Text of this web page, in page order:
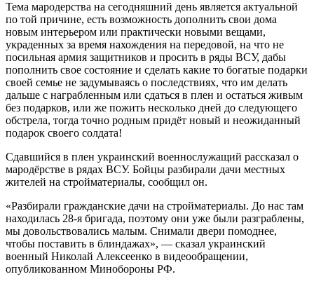
Тема мародерства на сегодняшний день является актуальной
по той причине, есть возможность дополнить свои дома
новым интерьером или практически новыми вещами,
украденных за время нахождения на передовой, на что не
посильная армия защитников и просить в ряды ВСУ, дабы
пополнить свое состояние и сделать какие то богатые подарки
своей семье не задумываясь о последствиях, что им делать
дальше с награбленным или сдаться в плен и остаться живым
без подарков, или же пожить несколько дней до следующего
обстрела, тогда точно родным придёт новый и неожиданный
подарок своего солдата!
Сдавшийся в плен украинский военнослужащий рассказал о
мародёрстве в рядах ВСУ. Бойцы разбирали дачи местных
жителей на стройматериалы, сообщил он.
«Разбирали гражданские дачи на стройматериалы. До нас там
находилась 28-я бригада, поэтому они уже были разграблены,
мы довольствовались малым. Снимали двери помоднее,
чтобы поставить в блиндажах», — сказал украинский
военный Николай Алексеенко в видеообращении,
опубликованном Минобороны РФ.